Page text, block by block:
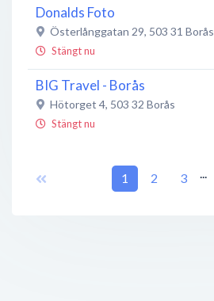
Donalds Foto
Österlånggatan 29, 503 31 Borås
Stängt nu
BIG Travel - Borås
Hötorget 4, 503 32 Borås
Stängt nu
503 32 Borås
1 2 3 ...